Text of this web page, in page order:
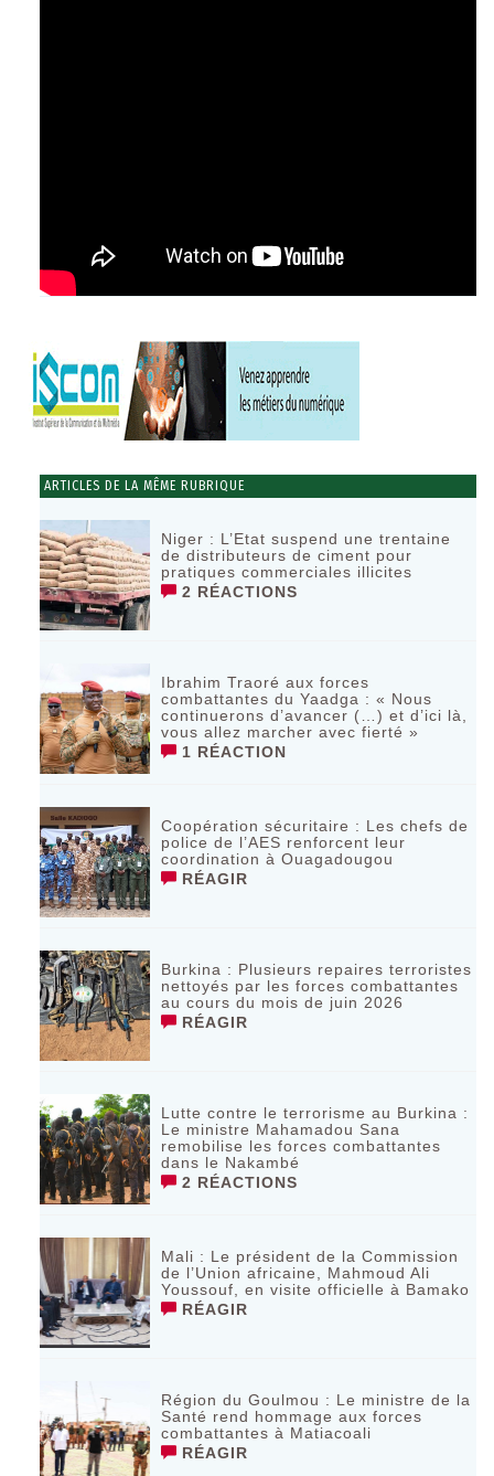
ARTICLES DE LA MÊME RUBRIQUE
Niger : L’Etat suspend une trentaine
de distributeurs de ciment pour
pratiques commerciales illicites
2 RÉACTIONS
Ibrahim Traoré aux forces
combattantes du Yaadga : « Nous
continuerons d’avancer (…) et d’ici là,
vous allez marcher avec fierté »
1 RÉACTION
Coopération sécuritaire : Les chefs de
police de l’AES renforcent leur
coordination à Ouagadougou
RÉAGIR
‎Burkina : Plusieurs repaires terroristes
nettoyés par les forces combattantes
au cours du mois de juin 2026
RÉAGIR
Lutte contre le terrorisme au Burkina :
Le ministre Mahamadou Sana
remobilise les forces combattantes
dans le Nakambé
2 RÉACTIONS
Mali : Le président de la Commission
de l’Union africaine, Mahmoud Ali
Youssouf, en visite officielle à Bamako
RÉAGIR
Région du Goulmou : Le ministre de la
Santé rend hommage aux forces
combattantes à Matiacoali
RÉAGIR